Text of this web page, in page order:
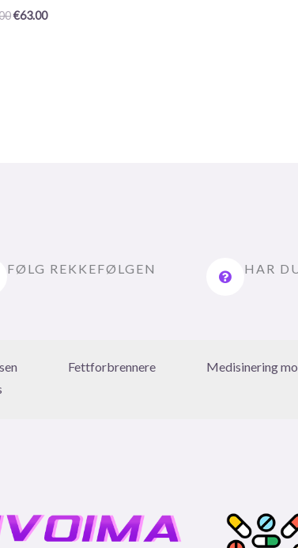
€63.00
FØLG REKKEFØLGEN HAR
Fettforbrennere
Medisinering